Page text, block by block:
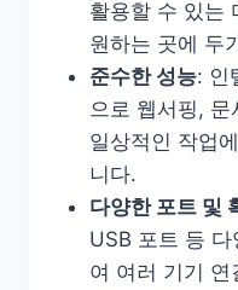
활용할 수 있는
원하는 곳에 두
준수한 성능: 인
으로 웹서핑,
일상적인 작업
니다.
다양한 포트 및
USB 포트 등
여 여러 기기 연